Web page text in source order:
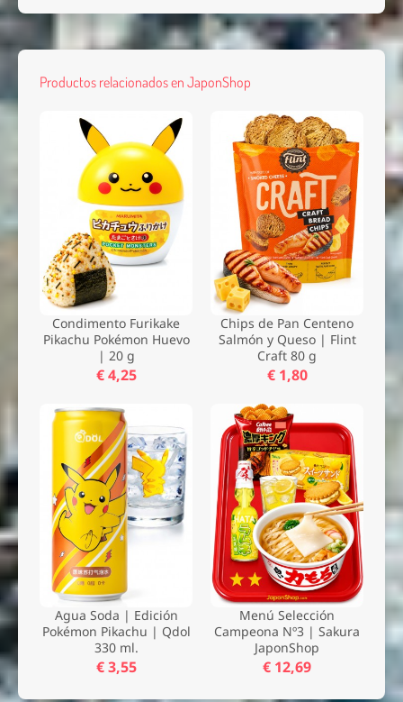
Productos relacionados en JaponShop
Condimento Furikake
Pikachu Pokémon Huevo
| 20 g
€ 4,25
Chips de Pan Centeno
Salmón y Queso | Flint
Craft 80 g
€ 1,80
Agua Soda | Edición
Pokémon Pikachu | Qdol
330 ml.
€ 3,55
Menú Selección
Campeona Nº3 | Sakura
JaponShop
€ 12,69